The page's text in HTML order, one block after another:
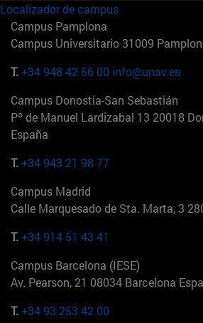
Localizador de campus
Campus Pamplona
Campus Universitario 31009
T.+34 948 42 56 00 info@unav.es
Campus Donostia-San Sebastián
Pº de Manuel Lardizabal 13 20018
España
T.+34 943 21 98 77
Campus Madrid
Calle Marquesado de Sta. Marta, 3
T.+34 914 51 43 41
Campus Barcelona (IESE)
Av. Pearson, 21 08034 Barcelona
T.+34 93 253 42 00